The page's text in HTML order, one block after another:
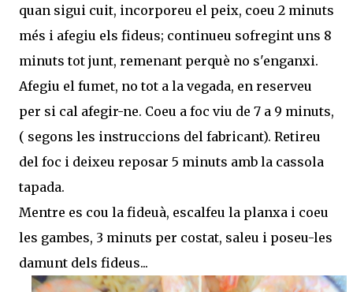
quan sigui cuit, incorporeu el peix, coeu 2 minuts
més i afegiu els fideus; continueu sofregint uns 8
minuts tot junt, remenant perquè no s'enganxi.
Afegiu el fumet, no tot a la vegada, en reserveu
per si cal afegir-ne. Coeu a foc viu de 7 a 9 minuts,
( segons les instruccions del fabricant). Retireu
del foc i deixeu reposar 5 minuts amb la cassola
tapada.
Mentre es cou la fideuà, escalfeu la planxa i coeu
les gambes, 3 minuts per costat, saleu i poseu-les
damunt dels fideus...